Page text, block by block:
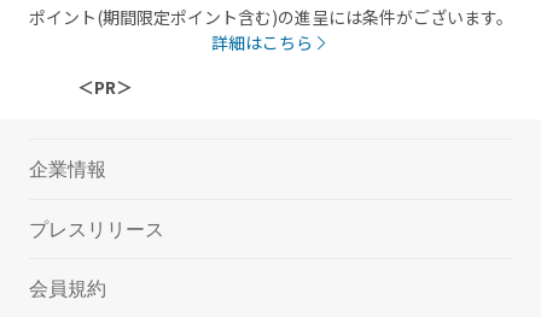
ポイント(期間限定ポイント含む)の進呈には条件がございます。
詳細はこちら
＜PR＞
企業情報
プレスリリース
会員規約